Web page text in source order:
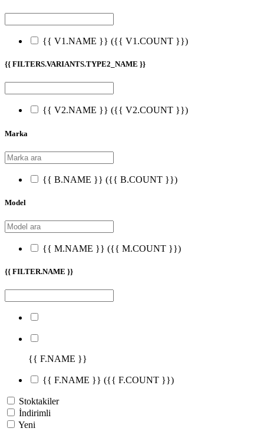
{{ V1.NAME }} ({{ V1.COUNT }})
{{ FILTERS.VARIANTS.TYPE2_NAME }}
{{ V2.NAME }} ({{ V2.COUNT }})
Marka
{{ B.NAME }} ({{ B.COUNT }})
Model
{{ M.NAME }} ({{ M.COUNT }})
{{ FILTER.NAME }}
{{ F.NAME }}
{{ F.NAME }} ({{ F.COUNT }})
Stoktakiler
İndirimli
Yeni